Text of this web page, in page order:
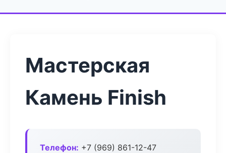
Мастерская
Камень Finish
Телефон: +7 (969) 861-12-47